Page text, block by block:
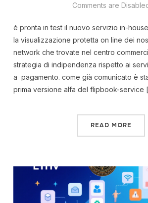
Comments are
é pronta in test il nuovo servizio in-
la visualizzazione protetta on line dei
network che trovate nel centro
strategia di indipendenza rispetto ai
a pagamento. come già comunicato è
prima versione alfa del flipbook-service
READ MORE